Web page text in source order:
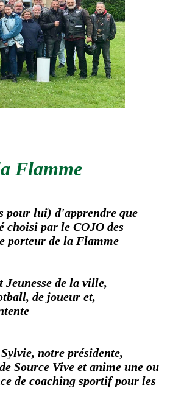
Flamme
pour lui) d'apprendre que
choisi par le COJO des
porteur de la Flamme
de la ville,
de joueur et,
notre présidente,
Source Vive et anime une ou
de coaching sportif pour les